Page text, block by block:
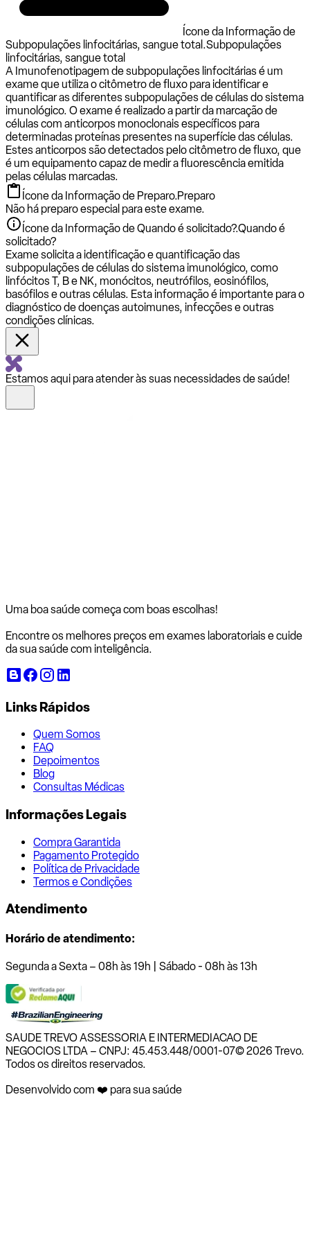
Ícone da Informação de
Subpopulações linfocitárias, sangue total.Subpopulações
linfocitárias, sangue total
A Imunofenotipagem de subpopulações linfocitárias é um
exame que utiliza o citômetro de fluxo para identificar e
quantificar as diferentes subpopulações de células do sistema
imunológico. O exame é realizado a partir da marcação de
células com anticorpos monoclonais específicos para
determinadas proteínas presentes na superfície das células.
Estes anticorpos são detectados pelo citômetro de fluxo, que
é um equipamento capaz de medir a fluorescência emitida
pelas células marcadas.
Ícone da Informação de Preparo.Preparo
Não há preparo especial para este exame.
Ícone da Informação de Quando é solicitado?.Quando é
solicitado?
Exame solicita a identificação e quantificação das
subpopulações de células do sistema imunológico, como
linfócitos T, B e NK, monócitos, neutrófilos, eosinófilos,
basófilos e outras células. Esta informação é importante para o
diagnóstico de doenças autoimunes, infecções e outras
condições clínicas.
Estamos aqui para atender às suas necessidades de saúde!
Uma boa saúde começa com boas escolhas!
Encontre os melhores preços em exames laboratoriais e cuide
da sua saúde com inteligência.
Links Rápidos
Quem Somos
FAQ
Depoimentos
Blog
Consultas Médicas
Informações Legais
Compra Garantida
Pagamento Protegido
Política de Privacidade
Termos e Condições
Atendimento
Horário de atendimento:
Segunda a Sexta – 08h às 19h | Sábado - 08h às 13h
SAUDE TREVO ASSESSORIA E INTERMEDIACAO DE
NEGOCIOS LTDA – CNPJ: 45.453.448/0001-07© 2026 Trevo.
Todos os direitos reservados.
Desenvolvido com ❤️ para sua saúde